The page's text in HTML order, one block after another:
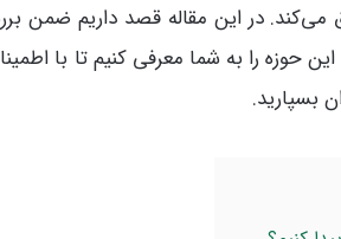
می‌کند. در این مقاله قصد داریم ضمن
را به شما معرفی کنیم تا با
بسپارید.